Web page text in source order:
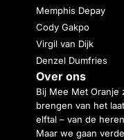
Memphis Depay
Cody Gakpo
Virgil van Dijk
Denzel Dumfries
Over ons
Bij Mee Met
brengen van het
elftal – van de
Maar we gaan